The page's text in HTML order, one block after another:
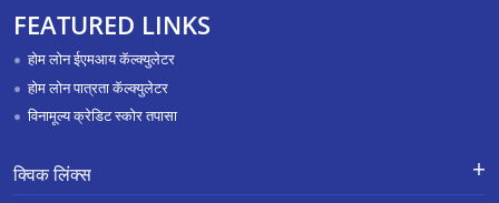
FEATURED LINKS
होम लोन ईएमआय कॅल्क्युलेटर
होम लोन पात्रता कॅल्क्युलेटर
विनामूल्य क्रेडिट स्कोर तपासा
क्विक लिंक्स